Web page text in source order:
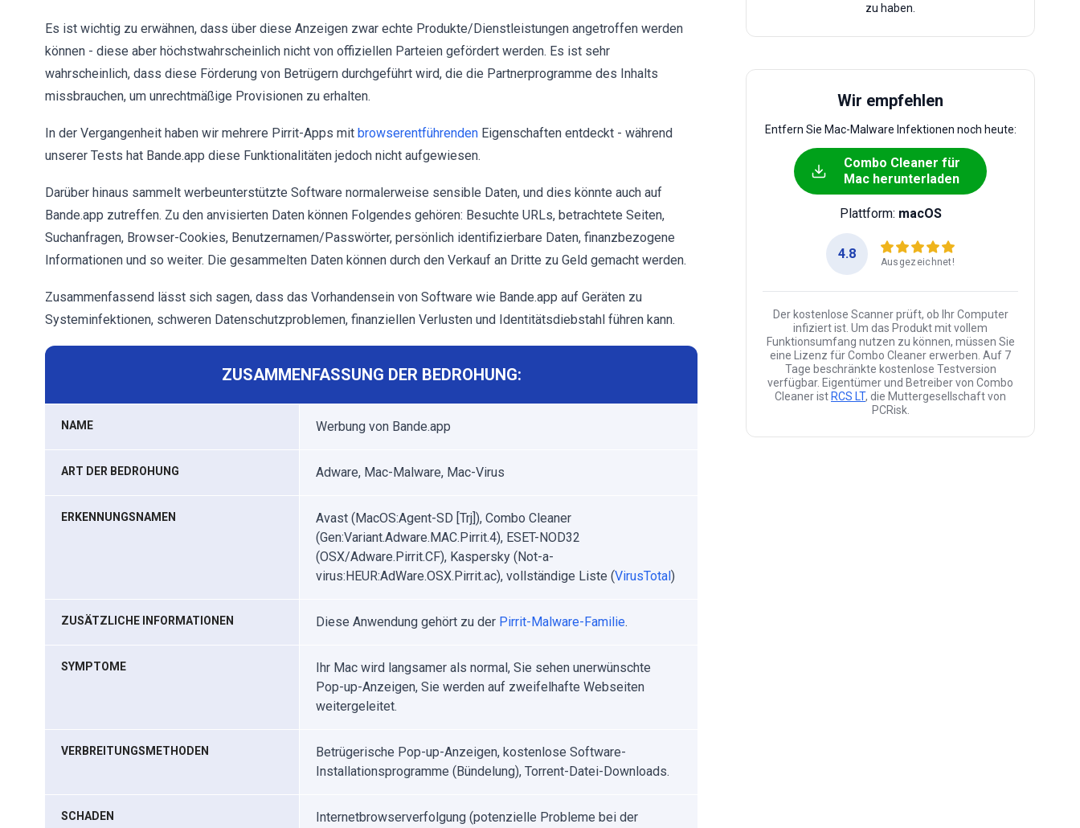
Es ist wichtig zu erwähnen, dass über diese Anzeigen zwar echte Produkte/Dienstleistungen angetroffen werden
können - diese aber höchstwahrscheinlich nicht von offiziellen Parteien gefördert werden. Es ist sehr
wahrscheinlich, dass diese Förderung von Betrügern durchgeführt wird, die die Partnerprogramme des Inhalts
missbrauchen, um unrechtmäßige Provisionen zu erhalten.
In der Vergangenheit haben wir mehrere Pirrit-Apps mit browserentführenden Eigenschaften entdeckt - während
unserer Tests hat Bande.app diese Funktionalitäten jedoch nicht aufgewiesen.
Darüber hinaus sammelt werbeunterstützte Software normalerweise sensible Daten, und dies könnte auch auf
Bande.app zutreffen. Zu den anvisierten Daten können Folgendes gehören: Besuchte URLs, betrachtete Seiten,
Suchanfragen, Browser-Cookies, Benutzernamen/Passwörter, persönlich identifizierbare Daten, finanzbezogene
Informationen und so weiter. Die gesammelten Daten können durch den Verkauf an Dritte zu Geld gemacht werden.
Zusammenfassend lässt sich sagen, dass das Vorhandensein von Software wie Bande.app auf Geräten zu
Systeminfektionen, schweren Datenschutzproblemen, finanziellen Verlusten und Identitätsdiebstahl führen kann.
ZUSAMMENFASSUNG DER BEDROHUNG:
NAME Werbung von Bande.app
ART DER BEDROHUNG Adware, Mac-Malware, Mac-Virus
ERKENNUNGSNAMEN
Avast (MacOS:Agent-SD [Trj]), Combo Cleaner
(Gen:Variant.Adware.MAC.Pirrit.4), ESET-NOD32
(OSX/Adware.Pirrit.CF), Kaspersky (Not-a-
virus:HEUR:AdWare.OSX.Pirrit.ac), vollständige Liste (VirusTotal)
ZUSÄTZLICHE INFORMATIONEN Diese Anwendung gehört zu der Pirrit-Malware-Familie.
SYMPTOME
Ihr Mac wird langsamer als normal, Sie sehen unerwünschte
Pop-up-Anzeigen, Sie werden auf zweifelhafte Webseiten
weitergeleitet.
VERBREITUNGSMETHODEN
Betrügerische Pop-up-Anzeigen, kostenlose Software-
Installationsprogramme (Bündelung), Torrent-Datei-Downloads.
SCHADEN
Internetbrowserverfolgung (potenzielle Probleme bei der
zu haben.
Wir empfehlen
Entfern Sie Mac-Malware Infektionen noch heute:
Combo Cleaner für
Mac herunterladen
Plattform: macOS
4.8
Ausgezeichnet!
Der kostenlose Scanner prüft, ob Ihr Computer
infiziert ist. Um das Produkt mit vollem
Funktionsumfang nutzen zu können, müssen Sie
eine Lizenz für Combo Cleaner erwerben. Auf 7
Tage beschränkte kostenlose Testversion
verfügbar. Eigentümer und Betreiber von Combo
Cleaner ist RCS LT, die Muttergesellschaft von
PCRisk.